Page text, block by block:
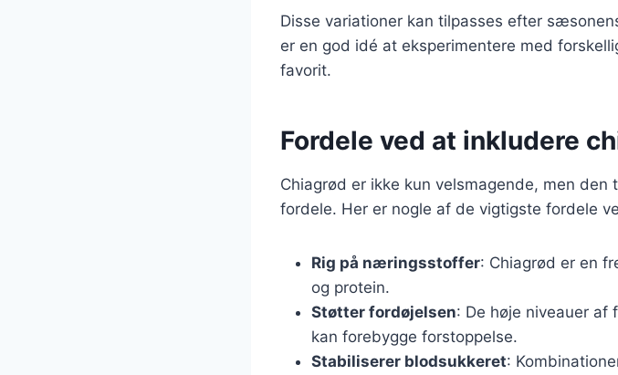
Disse variationer kan tilpasses efter
er en god idé at eksperimentere med
favorit.
Fordele ved at inkludere
Chiagrød er ikke kun velsmagende, men
fordele. Her er nogle af de vigtigste fordele
Rig på næringsstoffer: Chiagrød er en
og protein.
Støtter fordøjelsen: De høje niveauer
kan forebygge forstoppelse.
Stabiliserer blodsukkeret: